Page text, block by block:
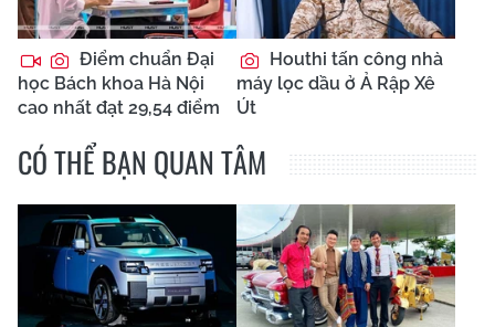
Điểm chuẩn Đại
học Bách khoa Hà Nội
cao nhất đạt 29,54 điểm
Houthi tấn công nhà
máy lọc dầu ở Ả Rập Xê
Út
CÓ THỂ BẠN QUAN TÂM